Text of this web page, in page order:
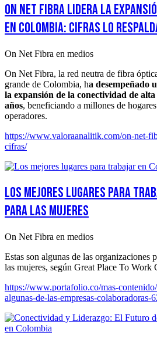
On Net Fibra lidera la
en Colombia: cifras lo
On Net Fibra en medios
On Net Fibra, la red neutra de fibra
grande de Colombia, ha desempeñado
la expansión de la conectividad de
años, beneficiando a millones de
operadores.
https://www.valoraanalitik.com/on-net-
cifras/
Los mejores lugares para
para las mujeres
On Net Fibra en medios
Estas son algunas de las organizaciones
las mujeres, según Great Place To Work
https://www.portafolio.co/mas-
algunas-de-las-empresas-colaboradoras-